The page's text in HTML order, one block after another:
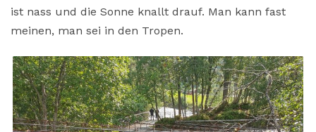
ist nass und die Sonne knallt drauf. Man kann fast
meinen, man sei in den Tropen.